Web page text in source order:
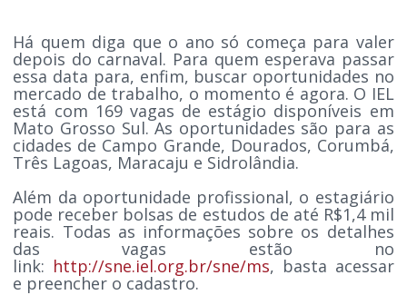
Há quem diga que o ano só começa para valer
depois do carnaval. Para quem esperava passar
essa data para, enfim, buscar oportunidades no
mercado de trabalho, o momento é agora. O IEL
está com 169 vagas de estágio disponíveis em
Mato Grosso Sul. As oportunidades são para as
cidades de Campo Grande, Dourados, Corumbá,
Três Lagoas, Maracaju e Sidrolândia.
Além da oportunidade profissional, o estagiário
pode receber bolsas de estudos de até R$1,4 mil
reais. Todas as informações sobre os detalhes
das vagas estão no
link: http://sne.iel.org.br/sne/ms, basta acessar
e preencher o cadastro.